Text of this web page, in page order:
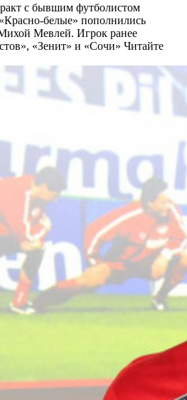
с бывшим футболистом
«Красно-белые» пополнились
Мевлей. Игрок ранее
«Зенит» и «Сочи» Читайте